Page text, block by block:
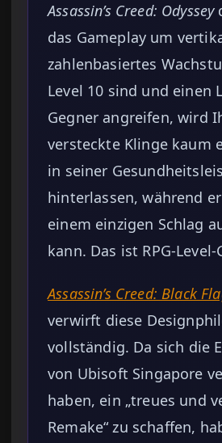
Assassin’s Creed: Odyssey
das Gameplay um
zahlenbasiertes
Level 10 sind und einen
Gegner angreifen, wird
versteckte Klinge kaum
in seiner
hinterlassen, während
einem einzigen Schlag
kann. Das ist RPG-
Assassin’s Creed: Black
verwirft diese
vollständig. Da sich die
von Ubisoft Singapore
haben, ein „treues und
Remake“ zu schaffen,